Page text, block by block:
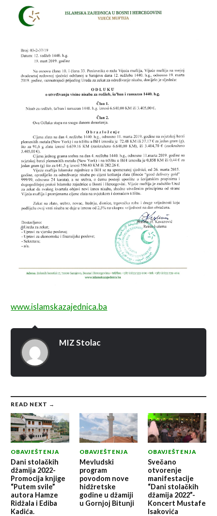
www.islamskazajednica.ba
MIZ Stolac
READ NEXT →
OBAVJEŠTENJA
Dani stolačkih
džamija 2022-
Promocija knjige
“Putem svile”
autora Hamze
Ridžala i Ediba
Kadića.
OBAVJEŠTENJA
Mevludski
program
povodom nove
hidžretske
godine u džamiji
u Gornjoj Bitunji
OBAVJEŠTENJA
Svečano
otvorenje
manifestacije
“Dani stolačkih
džamija 2022”-
Koncert Mustafe
Isakovića